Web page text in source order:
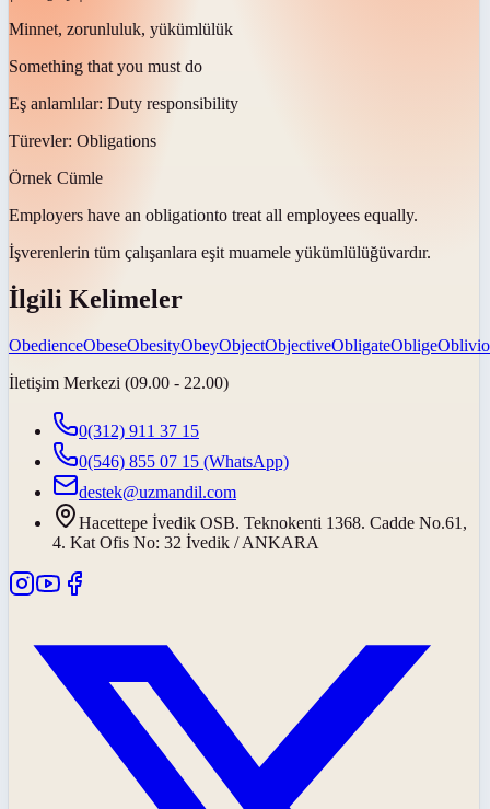
Minnet, zorunluluk, yükümlülük
Something that you must do
Eş anlamlılar: Duty responsibility
Türevler: Obligations
Örnek Cümle
Employers have an obligationto treat all employees equally.
İşverenlerin tüm çalışanlara eşit muamele yükümlülüğüvardır.
İlgili Kelimeler
ObedienceObeseObesityObeyObjectObjectiveObligateOblige
İletişim Merkezi (09.00 - 22.00)
0(312) 911 37 15
0(546) 855 07 15 (WhatsApp)
destek@uzmandil.com
Hacettepe İvedik OSB. Teknokenti 1368. Cadde No.61,
4. Kat Ofis No: 32 İvedik / ANKARA